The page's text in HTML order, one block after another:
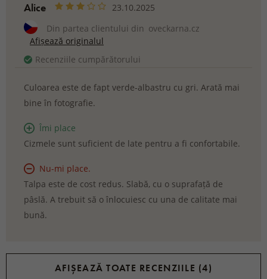
Alice
23.10.2025
Din partea clientului din oveckarna.cz
Afișează originalul
Recenziile cumpărătorului
Culoarea este de fapt verde-albastru cu gri. Arată mai
bine în fotografie.
Îmi place
Cizmele sunt suficient de late pentru a fi confortabile.
Nu-mi place.
Talpa este de cost redus. Slabă, cu o suprafață de
pâslă. A trebuit să o înlocuiesc cu una de calitate mai
bună.
AFIȘEAZĂ TOATE RECENZIILE (4)